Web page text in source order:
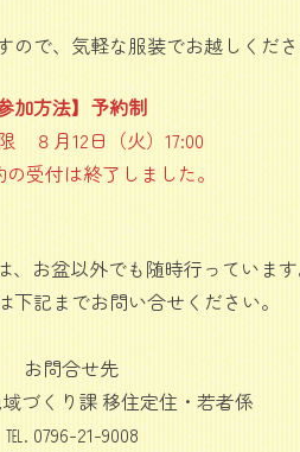
ので、気軽な服装でお越しくだ
加方法】予約制
８月12日（火）17:00
付は終了しました。
、お盆以外でも随時行っていま
記までお問い合せください。
お問合せ先
づくり課 移住定住・若者係
℡. 0796-21-9008